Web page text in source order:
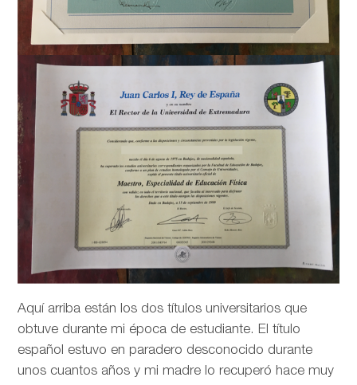
Aquí arriba están los dos títulos universitarios que
obtuve durante mi época de estudiante. El título
español estuvo en paradero desconocido durante
unos cuantos años y mi madre lo recuperó hace muy